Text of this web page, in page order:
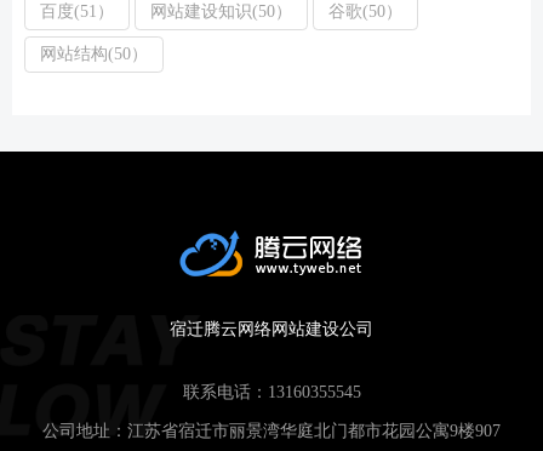
百度(51） 网站建设知识(50） 谷歌(50）
网站结构(50）
宿迁腾云网络网站建设公司
联系电话： 13160355545
公司地址：江苏省宿迁市丽景湾华庭北门都市花园公寓9楼907